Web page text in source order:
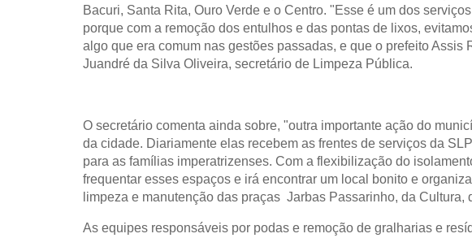
Bacuri, Santa Rita, Ouro Verde e o Centro. "Esse é um dos
porque com a remoção dos entulhos e das pontas de lixos,
algo que era comum nas gestões passadas, e que o prefeito Assis
Juandré da Silva Oliveira, secretário de Limpeza Pública.
O secretário comenta ainda sobre, "outra importante ação do
da cidade. Diariamente elas recebem as frentes de serviços da
para as famílias imperatrizenses. Com a flexibilização do
frequentar esses espaços e irá encontrar um local bonito e
limpeza e manutenção das praças Jarbas Passarinho, da Cultura,
As equipes responsáveis por podas e remoção de gralharias e